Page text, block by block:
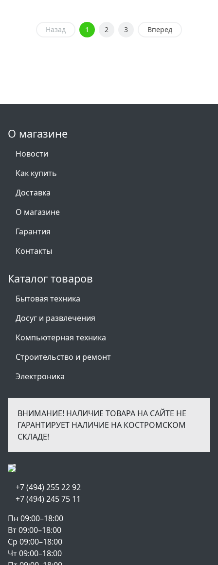
Назад 1 2 3 Вперед
О магазине
Новости
Как купить
Доставка
О магазине
Гарантия
Контакты
Каталог товаров
Бытовая техника
Досуг и развлечения
Компьютерная техника
Строительство и ремонт
Электроника
ВНИМАНИЕ! НАЛИЧИЕ ТОВАРА НА САЙТЕ НЕ
ГАРАНТИРУЕТ НАЛИЧИЕ НА КОСТРОМСКОМ
СКЛАДЕ!
+7 (494) 255 22 92
+7 (494) 245 75 11
Пн 09:00–18:00
Вт 09:00–18:00
Ср 09:00–18:00
Чт 09:00–18:00